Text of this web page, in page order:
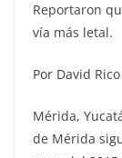
Reportaron
vía más letal.
Por David Rico
Mérida,
de Mérida